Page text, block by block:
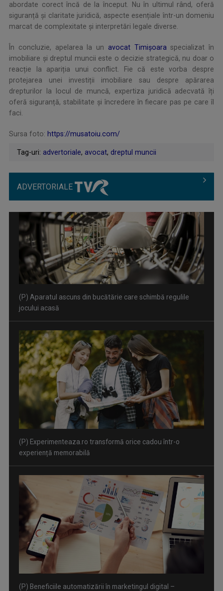
abordate corect încă de la început. Nu în ultimul rând, oferă
siguranță și claritate juridică, aspecte esențiale într-un domeniu
marcat de complexitate și interpretări legale diverse.
În concluzie, apelarea la un avocat Timișoaraspecializat în
imobiliare și dreptul muncii este o decizie strategică, nu doar o
reacție la apariția unui conflict. Fie că este vorba despre
protejarea unei investiții imobiliare sau despre apărarea
drepturilor la locul de muncă, expertiza juridică adecvată îți
oferă siguranță, stabilitate și încredere în fiecare pas pe care îl
faci.
Sursa foto: https://musatoiu.com/
Tag-uri: advertoriale, avocat, dreptul muncii
ADVERTORIALE
(P) Experimenteaza.ro transformă orice cadou într-o
experiență memorabilă
(P) Beneficiile automatizării în marketingul digital –
recomandările White Image